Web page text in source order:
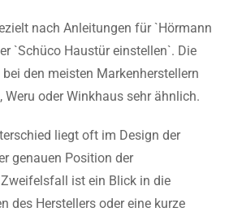
nach Anleitungen für `Hörmann
`Schüco Haustür einstellen`. Die
den meisten Markenherstellern
Weru oder Winkhaus sehr ähnlich.
liegt oft im Design der
genauen Position der
ist ein Blick in die
des Herstellers oder eine kurze